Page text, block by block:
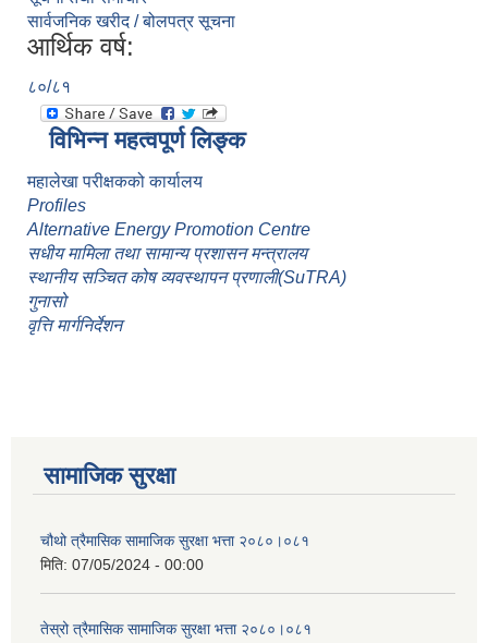
सार्वजनिक खरीद / बोलपत्र सूचना
आर्थिक वर्ष:
८०/८१
विभिन्न महत्वपूर्ण लिङ्क
महालेखा परीक्षकको कार्यालय
Profiles
Alternative Energy Promotion Centre
सधीय मामिला तथा सामान्य प्रशासन मन्त्रालय
स्थानीय सञ्चित कोष व्यवस्थापन प्रणाली(SuTRA)
गुनासो
वृत्ति मार्गनिर्देशन
सामाजिक सुरक्षा
चौथो त्रैमासिक सामाजिक सुरक्षा भत्ता २०८०।०८१
मिति: 07/05/2024 - 00:00
तेस्रो त्रैमासिक सामाजिक सुरक्षा भत्ता २०८०।०८१